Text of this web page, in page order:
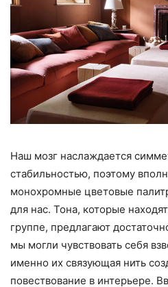
Наш мозг наслаждается
стабильностью, поэтому
монохромные цветовые
для нас. Тона, которые
группе, предлагают
мы могли чувствовать себя
именно их связующая нить
повествование в интерьере.